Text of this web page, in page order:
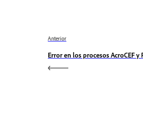
Anterior
Error en los procesos AcroCEF y